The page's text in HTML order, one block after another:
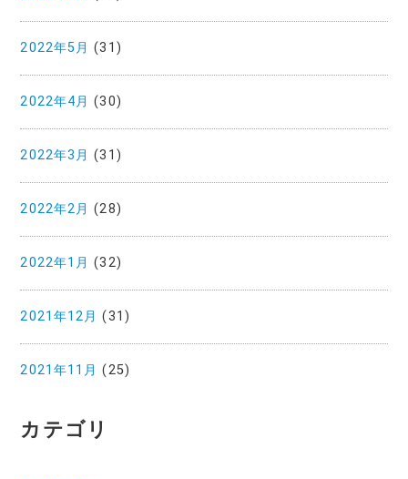
2022年5月 (31)
2022年4月 (30)
2022年3月 (31)
2022年2月 (28)
2022年1月 (32)
2021年12月 (31)
2021年11月 (25)
カテゴリ